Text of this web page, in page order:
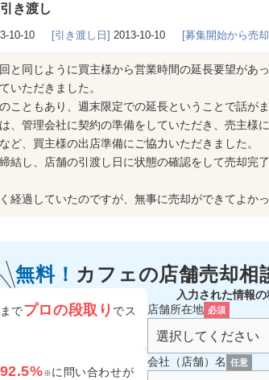
き渡し
10-10 [引き渡し日] 2013-10-10 [募集開始から売
と同じように買主様から営業時間の延長要望があ
いただきました。
こともあり、週末限定での延長ということで話がま
、管理会社に契約の準備をしていただき、売主様
ど、買主様の出店準備にご協力いただきました。
結し、店舗の引渡し日に状態の確認をして売却完了
経過していたのですが、無事に売却ができてよかっ
無料！ カフェの店舗売却相
でプロの段取り でス
92.5%※に 問い合わせが
入力された情報
店舗所在地 必須
会社（店舗）名 任意